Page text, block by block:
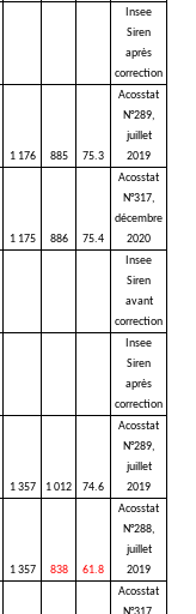
Insee
Siren
après
correction
1 176 885 75.3
Acosstat
N°289,
juillet
2019
1 175 886 75.4
Acosstat
N°317,
décembre
2020
Insee
Siren
avant
correction
Insee
Siren
après
correction
1 357 1 012 74.6
Acosstat
N°289,
juillet
2019
1 357 838 61.8
Acosstat
N°288,
juillet
2019
Acosstat